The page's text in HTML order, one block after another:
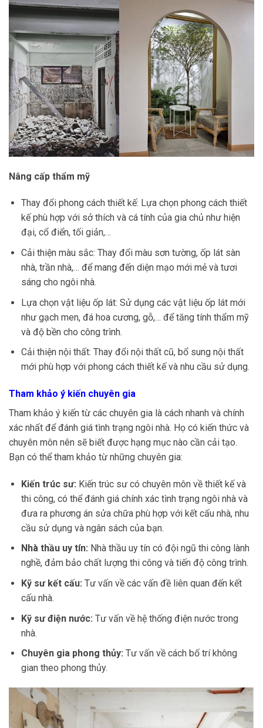
Nâng cấp thẩm mỹ
Thay đổi phong cách thiết kế: Lựa chọn phong cách thiết
kế phù hợp với sở thích và cá tính của gia chủ như hiện
đại, cổ điển, tối giản,…
Cải thiện màu sắc: Thay đổi màu sơn tường, ốp lát sàn
nhà, trần nhà,… để mang đến diện mạo mới mẻ và tươi
sáng cho ngôi nhà.
Lựa chọn vật liệu ốp lát: Sử dụng các vật liệu ốp lát mới
như gạch men, đá hoa cương, gỗ,… để tăng tính thẩm mỹ
và độ bền cho công trình.
Cải thiện nội thất: Thay đổi nội thất cũ, bổ sung nội thất
mới phù hợp với phong cách thiết kế và nhu cầu sử dụng.
Tham khảo ý kiến chuyên gia
Tham khảo ý kiến từ các chuyên gia là cách nhanh và chính
xác nhất để đánh giá tình trạng ngôi nhà. Họ có kiến thức và
chuyên môn nên sẽ biết được hạng mục nào cần cải tạo.
Bạn có thể tham khảo từ những chuyên gia:
Kiến trúc sư: Kiến trúc sư có chuyên môn về thiết kế và
thi công, có thể đánh giá chính xác tình trạng ngôi nhà và
đưa ra phương án sửa chữa phù hợp với kết cấu nhà, nhu
cầu sử dụng và ngân sách của bạn.
Nhà thầu uy tín: Nhà thầu uy tín có đội ngũ thi công lành
nghề, đảm bảo chất lượng thi công và tiến độ công trình.
Kỹ sư kết cấu: Tư vấn về các vấn đề liên quan đến kết
cấu nhà.
Kỹ sư điện nước: Tư vấn về hệ thống điện nước trong
nhà.
Chuyên gia phong thủy: Tư vấn về cách bố trí không
gian theo phong thủy.